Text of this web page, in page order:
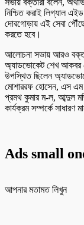
নিশ্চিত করাই লিগ্যাল
দোরগোড়ায় এই সেবা
করতে হবে।
আলোচনা সভায় আরও
অ্যাডভোকেট শেখ আকবর
উপস্থিত ছিলেন
মোশাররফ হোসেন, এস এম
প্রমথ কুমার ম-ল, আব্দুল
কার্যক্রম সম্পর্কে
Ads small
আপনার মতামত লিখুন